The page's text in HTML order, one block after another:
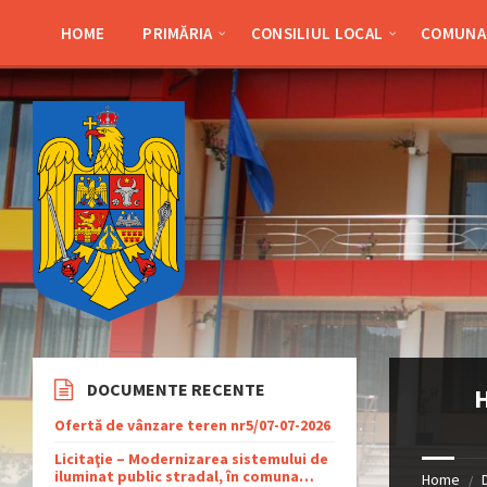
sidebar
sidebar
HOME PRIMĂRIA CONSILIUL LOCAL
Home /
DOCUMENTE RECENTE
Ofertă de vânzare teren nr5/07-07-2026
Licitaţie – Modernizarea sistemului de
iluminat public stradal, în comuna